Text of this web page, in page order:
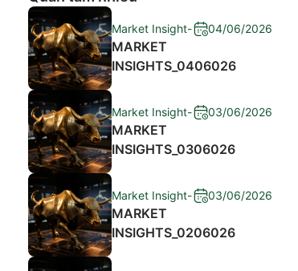
Market Insight- 04/06/2026
MARKET
INSIGHTS_0406026
Market Insight- 03/06/2026
MARKET
INSIGHTS_0306026
Market Insight- 03/06/2026
MARKET
INSIGHTS_0206026